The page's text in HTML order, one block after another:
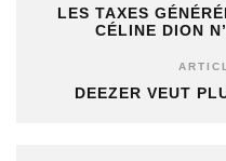
LES TAXES
CÉLINE DION
DEEZER VEUT